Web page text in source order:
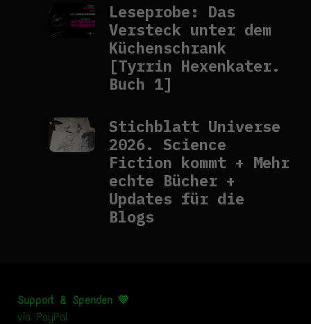
Leseprobe: Das
Versteck unter dem
Küchenschrank
[Tyrrin Hexenkater.
Buch 1]
Stichblatt Universe
2026. Science
Fiction kommt + Mehr
echte Bücher +
Updates für die
Blogs
Support & Spenden 💚
via PayPal